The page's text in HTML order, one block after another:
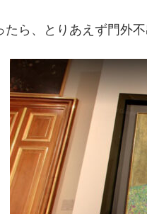
たら、とりあえず門外